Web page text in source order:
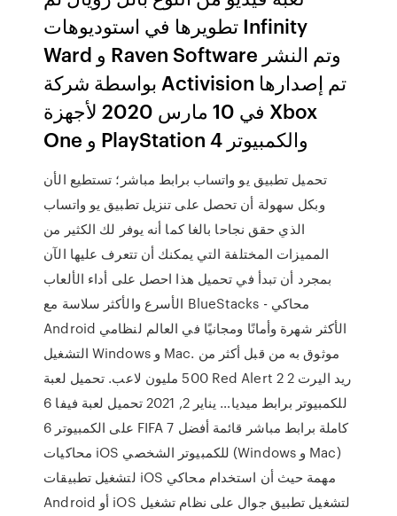
تطويرها في استوديوهات Infinity
Ward و Raven Software وتم النشر
بواسطة شركة Activision تم إصدارها
في 10 مارس 2020 لأجهزة Xbox
One و PlayStation 4 والكمبيوتر
تحميل تطبيق يو واتساب برابط مباشر؛ تستطيع الأن
وبكل سهولة أن تحصل على تنزيل تطبيق يو واتساب
الذي حقق نجاحا بالغا كما أنه يوفر لك الكثير من
المميزات المختلفة التي يمكنك أن تتعرف عليها الآن
بمجرد أن تبدأ في تحميل هذا احصل على أداء الألعاب
الأسرع والأكثر سلاسة مع BlueStacks - محاكي
Android الأكثر شهرة وأمانًا ومجانيًا في العالم لنظامي
التشغيل Windows و Mac. موثوق به من قبل أكثر من
500 مليون لاعب. تحميل لعبة Red Alert 2 ريد اليرت 2
للكمبيوتر برابط ميديا… يناير 2, 2021 تحميل لعبة فيفا 6
على الكمبيوتر 6 FIFA كاملة برابط مباشر قائمة أفضل 7
محاكيات iOS للكمبيوتر الشخصي (Windows و Mac)
لتشغيل تطبيقات iOS مهمة حيث أن استخدام محاكي
Android أو iOS لتشغيل تطبيق جوال على نظام تشغيل